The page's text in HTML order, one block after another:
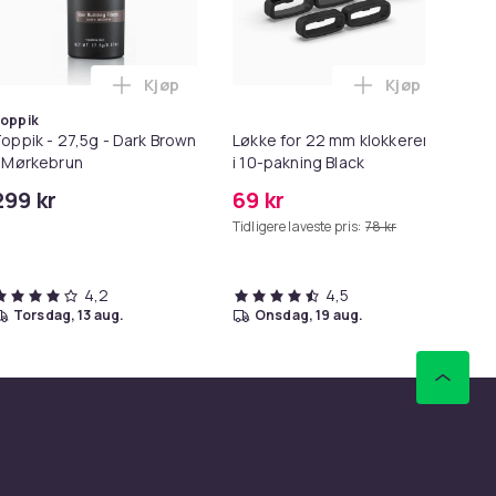
Oil i handlekurven
S6 Pure/S6 MAXV/S50/S51/S55/S5/S60/S65/S6 i
til SD/TF Kortleser - 2-i-1 Minnekortadapter til iPhone/
- 27,5g - Dark Brown
kr
Legg Toppik - 27,5g - Dark Brown -
Kjøp
4,2
torsdag, 13 aug.
Løkke for 22 mm klokkerem
i 10-pakning Black
69 kr
Tidligere laveste pris: 78 kr
Legg Løkke
Kjøp
4,5
onsdag, 19 aug.